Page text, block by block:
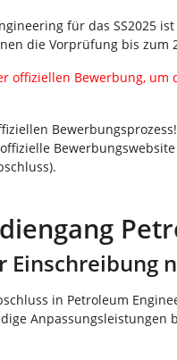
für das SS2025
die Vorprüfung bis zum
offiziellen Bewerbung,
Einschreibung
in Petroleum